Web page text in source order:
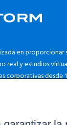
en proporcionar
real y estudios
corporativas desde